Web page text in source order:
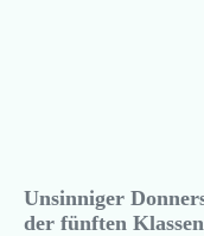
Unsinniger
der fünften Klassen